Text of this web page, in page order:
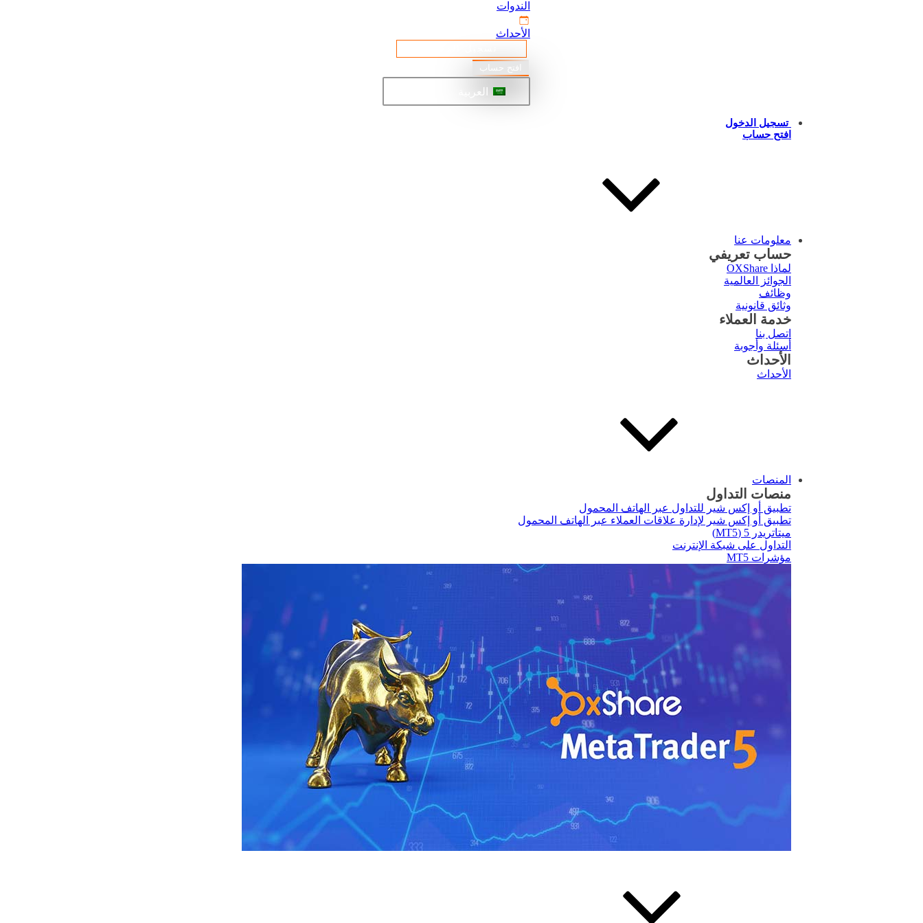
الندوات
الأحداث
افتح حساب
العربية
تسجيل الدخول
افتح حساب
معلومات عنا
حساب تعريفي
لماذا OXShare
الجوائز العالمية
وظائف
وثائق قانونية
خدمة العملاء
اتصل بنا
أسئلة وأجوبة
الأحداث
الأحداث
المنصات
منصات التداول
تطبيق أو إكس شير للتداول عبر الهاتف المحمول
تطبيق أو إكس شير لإدارة علاقات العملاء عبر الهاتف المحمول
ميتاتريدر 5 (MT5)
التداول على شبكة الإنترنت
مؤشرات MT5